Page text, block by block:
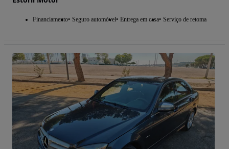
Financiamento Seguro automóvel Entrega em casa Serviço de retoma